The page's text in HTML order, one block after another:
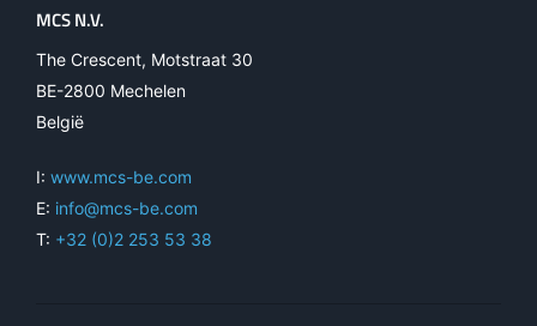
MCS N.V.
The Crescent, Motstraat 30
BE-2800 Mechelen
België
I: www.mcs-be.com
E: info@mcs-be.com
T: +32 (0)2 253 53 38